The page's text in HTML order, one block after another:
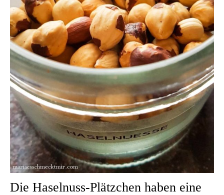
Die Haselnuss-Plätzchen haben eine